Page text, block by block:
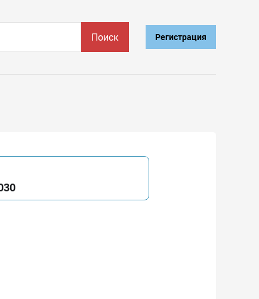
Поиск Регистрация